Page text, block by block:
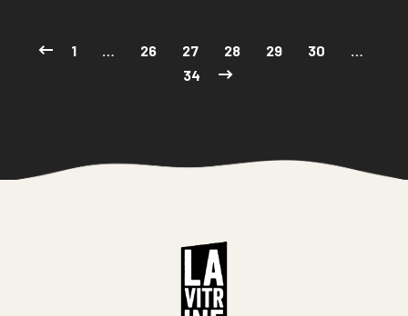
1 … 26 27 28 29 30
…
34